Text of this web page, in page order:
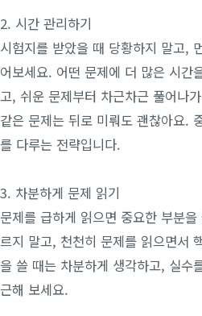
2. 시간 관리하기
시험지를 받았을 때 당황하지 말고,
어보세요. 어떤 문제에 더 많은 시간
고, 쉬운 문제부터 차근차근 풀어나
같은 문제는 뒤로 미뤄도 괜찮아요.
를 다루는 전략입니다.
3. 차분하게 문제 읽기
문제를 급하게 읽으면 중요한 부분
르지 말고, 천천히 문제를 읽으면서
을 쓸 때는 차분하게 생각하고, 실수
근해 보세요.